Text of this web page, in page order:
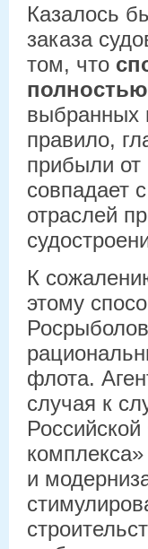
Казалось
заказа
том, что
выбранных
правило,
прибыли
совпадает
отраслей
К
этому
флота.
случая к
и